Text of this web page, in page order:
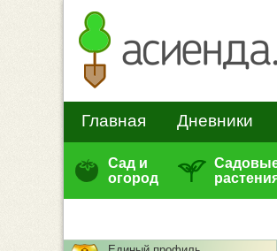
Главная Дневники
Сад и
огород